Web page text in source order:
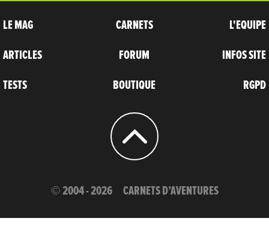
LE MAG
ARTICLES
TESTS
CARNETS
FORUM
BOUTIQUE
L'EQUIPE
INFOS SITE
RGPD
© 2004 - 2026 CARNETS D’AVENTURES